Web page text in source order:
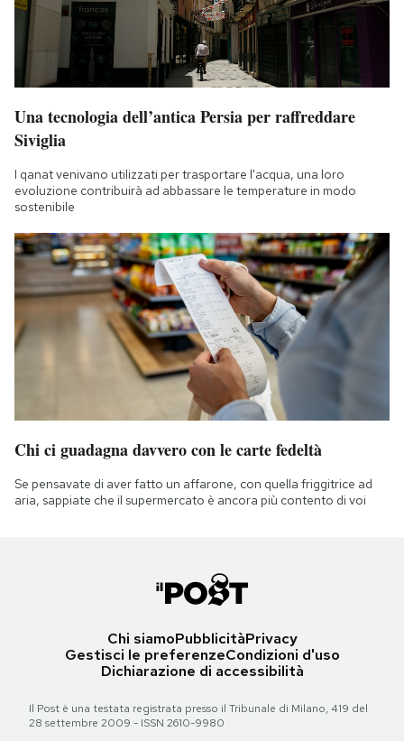
Una tecnologia dell’antica Persia per raffreddare
Siviglia
I qanat venivano utilizzati per trasportare l'acqua, una loro
evoluzione contribuirà ad abbassare le temperature in modo
sostenibile
Chi ci guadagna davvero con le carte fedeltà
Se pensavate di aver fatto un affarone, con quella friggitrice ad
aria, sappiate che il supermercato è ancora più contento di voi
Chi siamoPubblicitàPrivacy
Gestisci le preferenzeCondizioni d'uso
Dichiarazione di accessibilità
Il Post è una testata registrata presso il Tribunale di Milano, 419 del
28 settembre 2009 - ISSN 2610-9980